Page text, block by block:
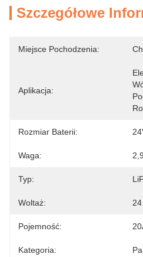
Szczegółowe
Miejsce Pochodzenia:
Aplikacja:
Rozmiar Baterii:
Waga:
Typ:
Woltaż:
Pojemność:
Kategoria: